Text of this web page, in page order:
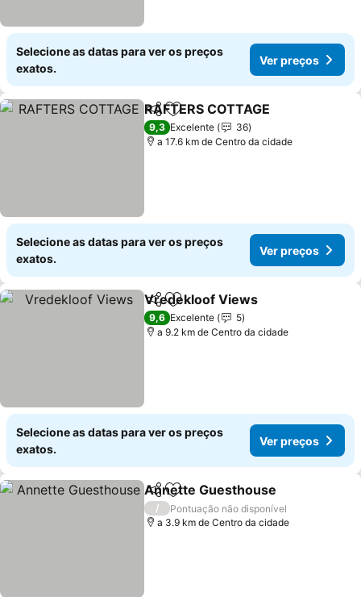
Selecione as datas para ver os preços
exatos.
Ver preços
PartilharAdicionar aos favoritos
RAFTERS COTTAGE
9,3 Excelente
36
a 17.6 km de Centro da cidade
Selecione as datas para ver os preços
exatos.
Ver preços
PartilharAdicionar aos favoritos
Vredekloof Views
9,6 Excelente
5
a 9.2 km de Centro da cidade
Selecione as datas para ver os preços
exatos.
Ver preços
PartilharAdicionar aos favoritos
Annette Guesthouse
/
Pontuação não disponível
a 3.9 km de Centro da cidade